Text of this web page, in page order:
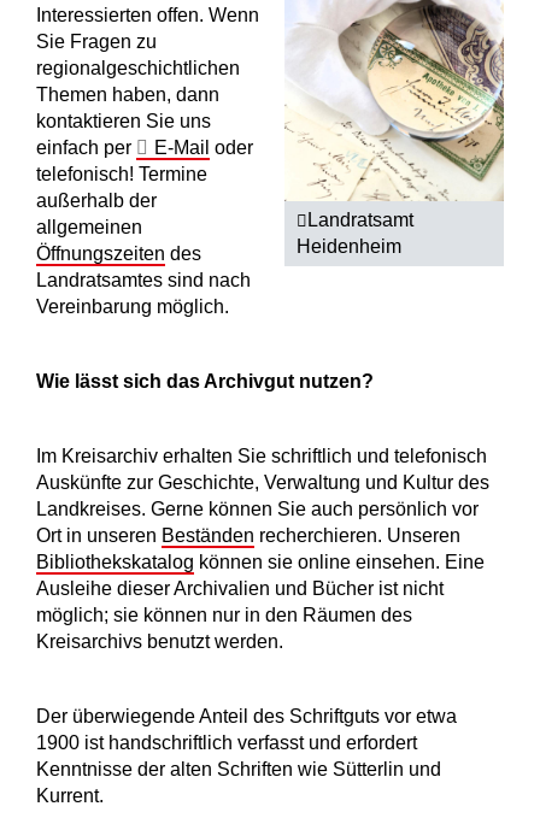
Landratsamt
Heidenheim
Interessierten offen. Wenn
Sie Fragen zu
regionalgeschichtlichen
Themen haben, dann
kontaktieren Sie uns
einfach per
E-Mail oder
telefonisch! Termine
außerhalb der
allgemeinen
Öffnungszeiten des
Landratsamtes sind nach
Vereinbarung möglich.
Wie lässt sich das Archivgut nutzen?
Im Kreisarchiv erhalten Sie schriftlich und telefonisch
Auskünfte zur Geschichte, Verwaltung und Kultur des
Landkreises. Gerne können Sie auch persönlich vor
Ort in unseren Beständen recherchieren. Unseren
Bibliothekskatalog können sie online einsehen. Eine
Ausleihe dieser Archivalien und Bücher ist nicht
möglich; sie können nur in den Räumen des
Kreisarchivs benutzt werden.
Der überwiegende Anteil des Schriftguts vor etwa
1900 ist handschriftlich verfasst und erfordert
Kenntnisse der alten Schriften wie Sütterlin und
Kurrent.